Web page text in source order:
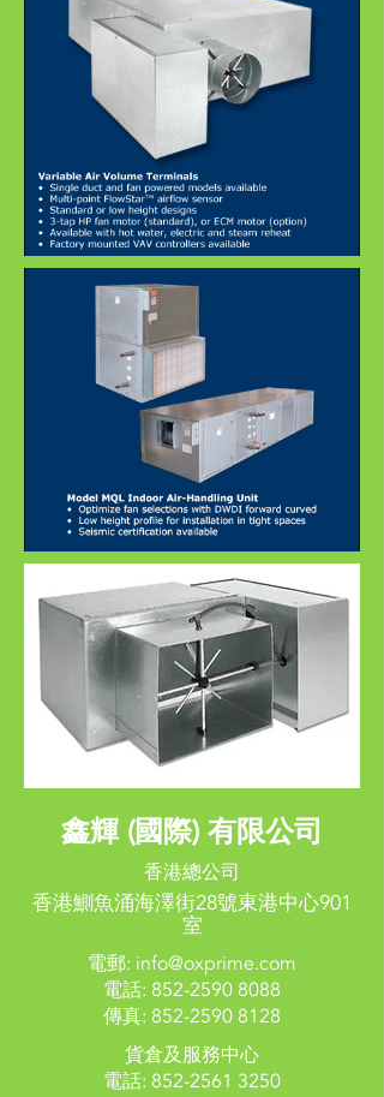
鑫輝 (國際) 有限公司
香港總公司
香港鰂魚涌海澤街28號東港中心901
室
電郵: info@oxprime.com
電話: 852-2590 8088
傳真: 852-2590 8128
貨倉及服務中心
電話: 852-2561 3250